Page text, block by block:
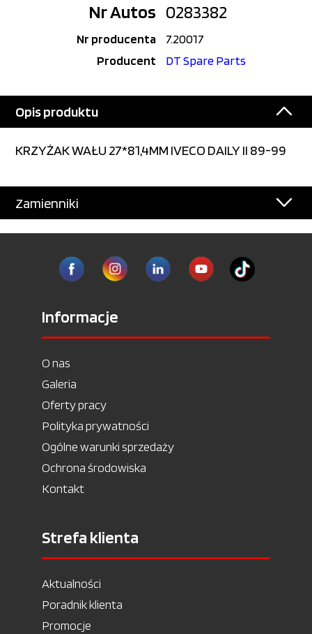
Nr Autos 0283382
Nr producenta
7.20017
Producent
DT Spare Parts
Opis produktu
KRZYŻAK WAŁU 27*81,4MM IVECO DAILY II 89-99
Zamienniki
Informacje
O nas
Galeria
Oferty pracy
Polityka prywatności
Ogólne warunki sprzedaży
Ochrona środowiska
Kontakt
Strefa klienta
Aktualności
Poradnik klienta
Promocje